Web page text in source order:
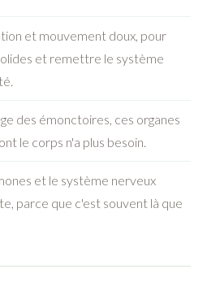
et mouvement doux, pour
et remettre le système
des émonctoires, ces organes
le corps n'a plus besoin.
et le système nerveux
parce que c'est souvent là que